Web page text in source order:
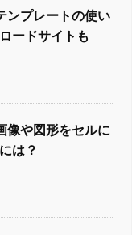
ンプレートの使い
ードサイトも
像や図形をセルに
は？